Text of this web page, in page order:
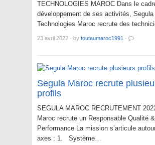
TECHNOLOGIES MAROC Dans le
développement de ses activités, Segula
Technologies Maroc recrute des
23 avril 2022 · by toutaumaroc1991 ·
Segula Maroc recrute
profils
SEGULA MAROC RECRUTEMENT
Maroc recrute un Responsable Qualité &
Performance La mission s’articule
axes : 1. Système…